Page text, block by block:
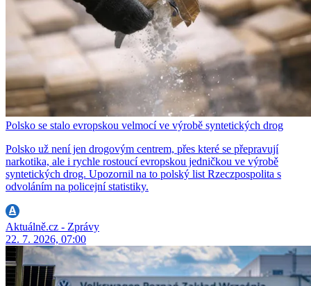
Polsko se stalo evropskou velmocí ve výrobě syntetických drog
Polsko už není jen drogovým centrem, přes které se přepravují
narkotika, ale i rychle rostoucí evropskou jedničkou ve výrobě
syntetických drog. Upozornil na to polský list Rzeczpospolita s
odvoláním na policejní statistiky.
Aktuálně.cz - Zprávy
22. 7. 2026, 07:00